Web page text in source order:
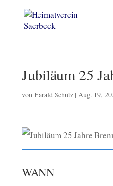
Jubiläum 25
von Harald Schütz| Aug. 19,
WANN